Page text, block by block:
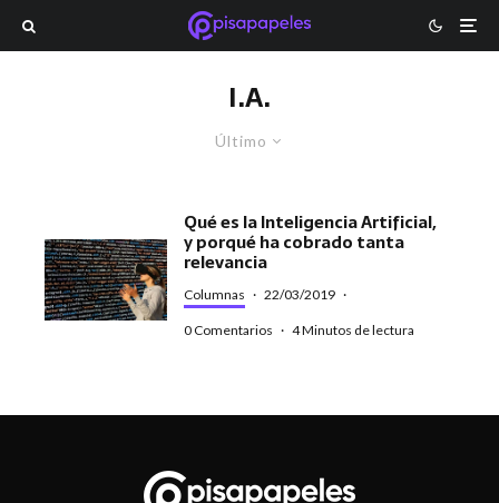
I.A.
Último
Qué es la Inteligencia Artificial,
y porqué ha cobrado tanta
relevancia
Columnas · 22/03/2019 ·
0 Comentarios · 4 Minutos de lectura